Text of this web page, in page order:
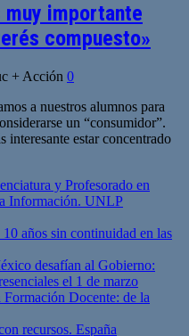
muy importante
compuesto»
+ Acción 0
a nuestros alumnos para
un “consumidor”.
interesante estar concentrado